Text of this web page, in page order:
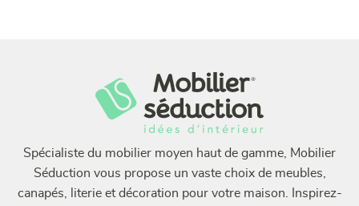
Spécialiste du mobilier moyen haut de gamme, Mobilier
Séduction vous propose un vaste choix de meubles,
canapés, literie et décoration pour votre maison. Inspirez-